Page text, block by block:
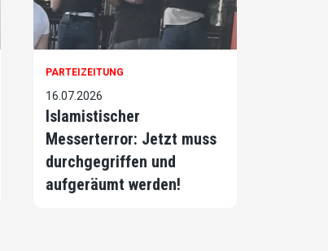
PARTEIZEITUNG
16.07.2026
Islamistischer
Messerterror: Jetzt muss
durchgegriffen und
aufgeräumt werden!